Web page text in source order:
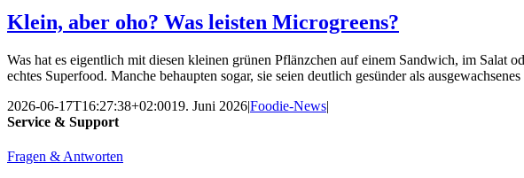
Klein, aber oho? Was leisten Microgreens?
Was hat es eigentlich mit diesen kleinen grünen Pflänzchen auf einem Sandwich, im Salat
echtes Superfood. Manche behaupten sogar, sie seien deutlich gesünder als
2026-06-17T16:27:38+02:0019. Juni 2026|Foodie-News|
Service & Support
Fragen & Antworten